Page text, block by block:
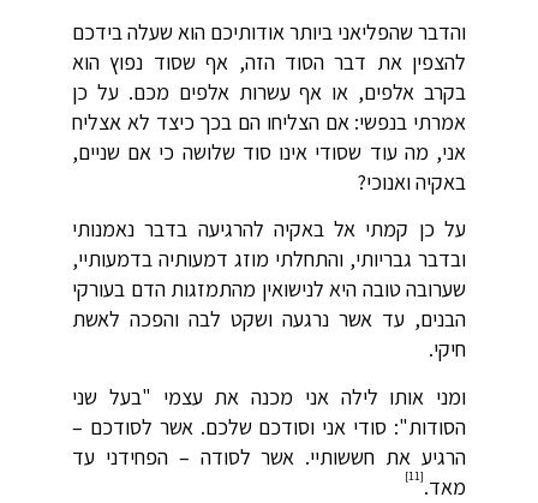
והדבר שהפליאני ביותר אודותיכם הוא שעלה בידכם
להצפין את דבר הסוד הזה, אף שסוד נפוץ הוא
בקרב אלפים, או אף עשרות אלפים מכם. על כן
אמרתי בנפשי: אם הצליחו הם בכך כיצד לא אצליח
אני, מה עוד שסודי אינו סוד שלושה כי אם שניים,
באקיה ואנוכי?
על כן קמתי אל באקיה להרגיעה בדבר נאמנותי
ובדבר גבריותי, והתחלתי מוזג דמעותיה בדמעותיי,
שערובה טובה היא לנישואין מהתמזגות הדם בעורקי
הבנים, עד אשר נרגעה ושקט לבה והפכה לאשת
חיקי.
ומני אותו לילה אני מכנה את עצמי "בעל שני
הסודות": סודי אני וסודכם שלכם. אשר לסודכם –
הרגיע את חששותיי. אשר לסודה – הפחידני עד
מאד.[11]